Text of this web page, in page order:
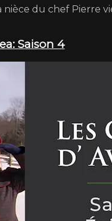
nièce du chef Pierre
Saison 4